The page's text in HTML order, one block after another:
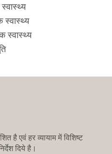
स्वास्थ्य
स्वास्थ्य
है एवं हर व्यायाम में विशिष्ट
दिये है।